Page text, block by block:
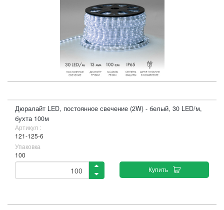
Дюралайт LED, постоянное свечение (2W) - белый, 30 LED/м,
бухта 100м
Артикул :
121-125-6
Упаковка
100
Купить